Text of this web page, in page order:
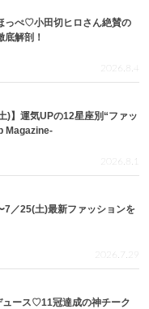
っぺ♡小田切ヒロさん絶賛の
解剖！
2026.8.4
)】運気UPの12星座別“ファッ
Magazine-
2026.8.1
7／25(土)最新ファッションを
2026.7.29
ュース♡11冠達成の神チーク